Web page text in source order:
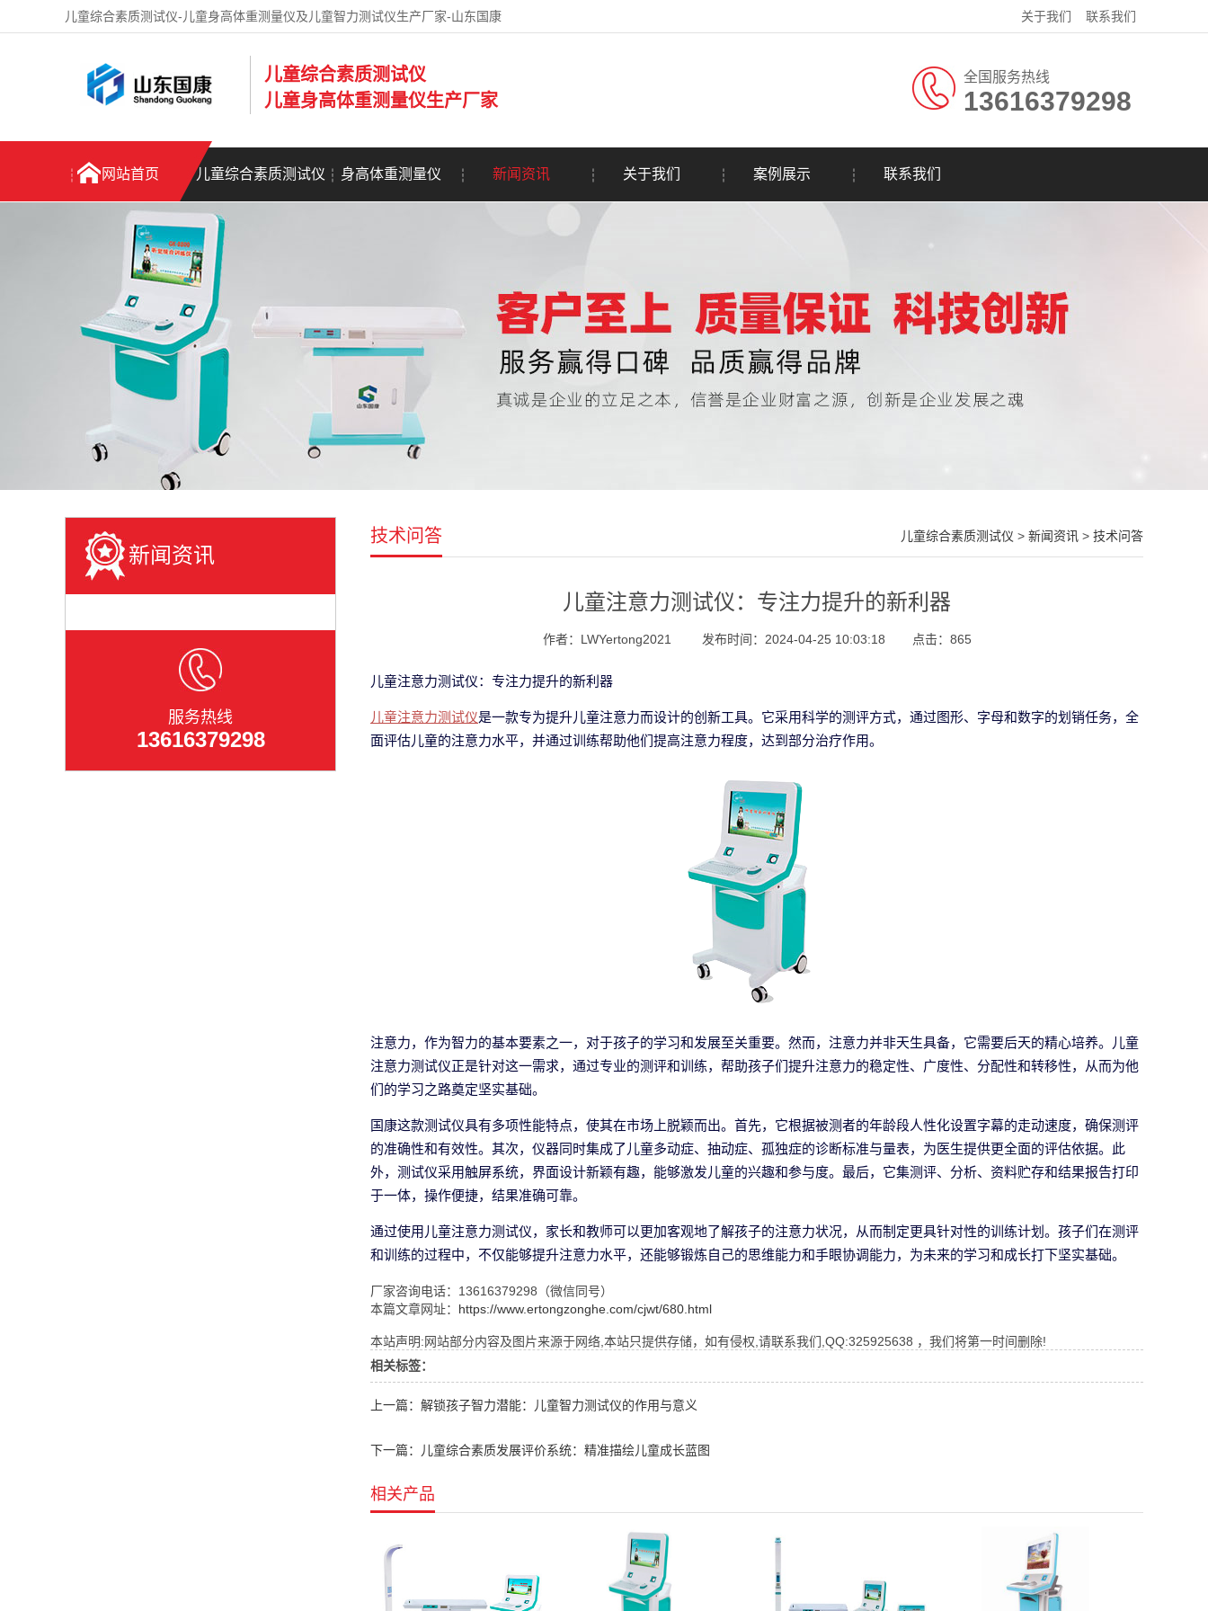
儿童综合素质测试仪-儿童身高体重测量仪及儿童智力测试仪生产厂家-山东国康 关于我们 联系我们
儿童综合素质测试仪
儿童身高体重测量仪生产厂家
全国服务热线
13616379298
网站首页 儿童综合素质测试仪 身高体重测量仪 新闻资讯 关于我们 案例展示 联系我们
新闻资讯
服务热线
13616379298
技术问答 儿童综合素质测试仪 > 新闻资讯 > 技术问答
儿童注意力测试仪：专注力提升的新利器
作者：LWYertong2021 发布时间：2024-04-25 10:03:18 点击： 865
儿童注意力测试仪：专注力提升的新利器
儿童注意力测试仪是一款专为提升儿童注意力而设计的创新工具。它采用科学的测评方式，通过图形、字母和数字的划销任务，全
面评估儿童的注意力水平，并通过训练帮助他们提高注意力程度，达到部分治疗作用。
注意力，作为智力的基本要素之一，对于孩子的学习和发展至关重要。然而，注意力并非天生具备，它需要后天的精心培养。儿童
注意力测试仪正是针对这一需求，通过专业的测评和训练，帮助孩子们提升注意力的稳定性、广度性、分配性和转移性，从而为他
们的学习之路奠定坚实基础。
国康这款测试仪具有多项性能特点，使其在市场上脱颖而出。首先，它根据被测者的年龄段人性化设置字幕的走动速度，确保测评
的准确性和有效性。其次，仪器同时集成了儿童多动症、抽动症、孤独症的诊断标准与量表，为医生提供更全面的评估依据。此
外，测试仪采用触屏系统，界面设计新颖有趣，能够激发儿童的兴趣和参与度。最后，它集测评、分析、资料贮存和结果报告打印
于一体，操作便捷，结果准确可靠。
通过使用儿童注意力测试仪，家长和教师可以更加客观地了解孩子的注意力状况，从而制定更具针对性的训练计划。孩子们在测评
和训练的过程中，不仅能够提升注意力水平，还能够锻炼自己的思维能力和手眼协调能力，为未来的学习和成长打下坚实基础。
厂家咨询电话：13616379298（微信同号）
本篇文章网址： https://www.ertongzonghe.com/cjwt/680.html
本站声明:网站部分内容及图片来源于网络,本站只提供存储，如有侵权,请联系我们,QQ:325925638 ，我们将第一时间删除!
相关标签：
上一篇：解锁孩子智力潜能：儿童智力测试仪的作用与意义
下一篇：儿童综合素质发展评价系统：精准描绘儿童成长蓝图
相关产品